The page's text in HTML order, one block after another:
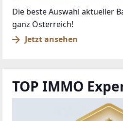
Die beste Auswahl aktueller
ganz Österreich!
Jetzt ansehen
TOP IMMO